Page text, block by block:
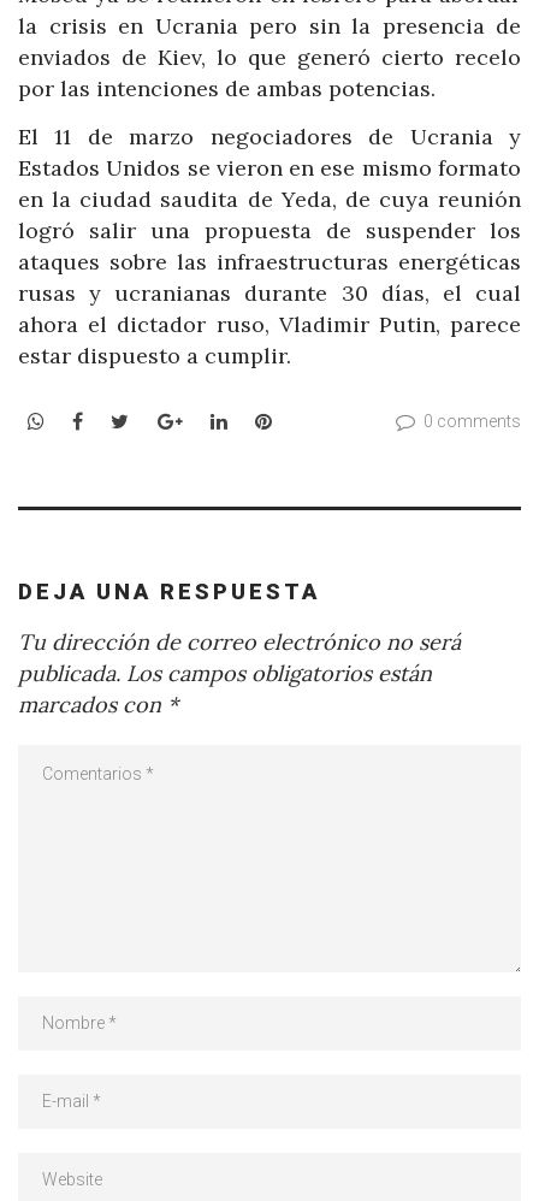
la crisis en Ucrania pero sin la presencia de
enviados de Kiev, lo que generó cierto recelo
por las intenciones de ambas potencias.
El 11 de marzo negociadores de Ucrania y
Estados Unidos se vieron en ese mismo formato
en la ciudad saudita de Yeda, de cuya reunión
logró salir una propuesta de suspender los
ataques sobre las infraestructuras energéticas
rusas y ucranianas durante 30 días, el cual
ahora el dictador ruso, Vladimir Putin, parece
estar dispuesto a cumplir.
WhatsApp
Facebook
TwitterGoogle+LinkedInPinterest 0 comments
DEJA UNA RESPUESTA
Tu dirección de correo electrónico no será
publicada. Los campos obligatorios están
marcados con *